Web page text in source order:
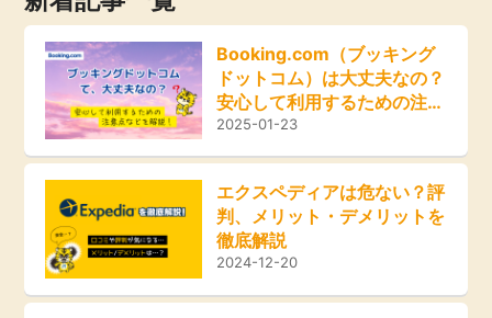
Booking.com（ブッキング
ドットコム）は大丈夫なの？
安心して利用するための注意
点などを解説！
2025-01-23
エクスペディアは危ない？評
判、メリット・デメリットを
徹底解説
2024-12-20